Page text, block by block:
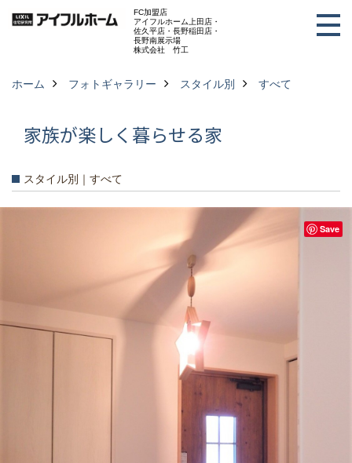
FC加盟店
アイフルホーム上田店・
佐久平店・長野稲田店・
長野南展示場
株式会社 竹工
ホーム フォトギャラリー スタイル別 すべて
家族が楽しく暮らせる家
スタイル別｜すべて
Save